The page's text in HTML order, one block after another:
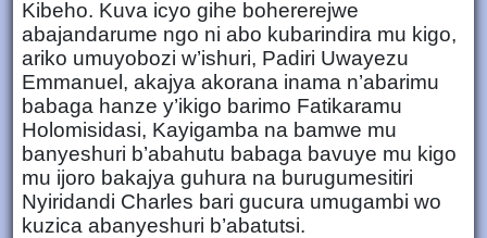
Kibeho. Kuva icyo gihe bohererejwe
abajandarume ngo ni abo kubarindira mu kigo,
ariko umuyobozi w’ishuri, Padiri Uwayezu
Emmanuel, akajya akorana inama n’abarimu
babaga hanze y’ikigo barimo Fatikaramu
Holomisidasi, Kayigamba na bamwe mu
banyeshuri b’abahutu babaga bavuye mu kigo
mu ijoro bakajya guhura na burugumesitiri
Nyiridandi Charles bari gucura umugambi wo
kuzica abanyeshuri b’abatutsi.